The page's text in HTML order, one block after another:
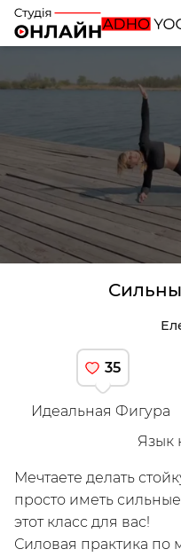
Исследуй
Классы
Курсы
Мой
35
Идеальная Фигура
Язык
Мечтаете делать
просто иметь
этот класс для вас!
Силовая практика по